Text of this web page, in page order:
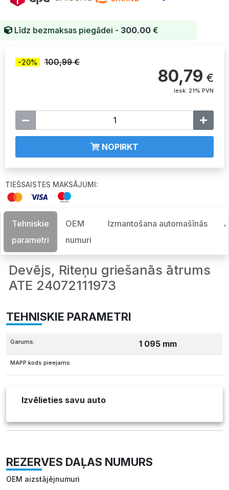
Līdz bezmaksas piegādei - 300.00 €
-20% 100,99 €
80,79 €
iesk. 21% PVN
NOPIRKT
TIEŠSAISTES MAKSĀJUMI:
Tehniskie
parametri
OEM
numuri
Izmantošana automašīnās
Devējs, Riteņu griešanās ātrums
ATE 24072111973
TEHNISKIE PARAMETRI
Garums: 1 095 mm
MAPP kods pieejams
Izvēlieties savu auto
REZERVES DAĻAS NUMURS
OEM aizstājējnumuri